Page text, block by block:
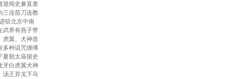
巡阅史兼直隶
三连苗刀连教
驻北京中南
武界有燕子带
虎翼、犬神造
多种诅咒缠缚
夏朝太庙据史
牙白虎翼犬神
汤王弃戈下马